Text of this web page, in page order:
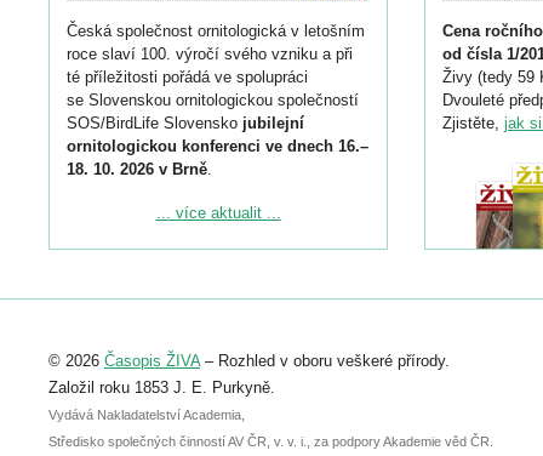
Česká společnost ornitologická v letošním
roce slaví 100. výročí svého vzniku a při
té příležitosti pořádá ve spolupráci
se Slovenskou ornitologickou společností
SOS/BirdLife Slovensko jubilejní
ornitologickou konferenci ve dnech 16.–
18. 10. 2026 v Brně.
Podrobnější informace ke konferenci
Registrovat se můžete do 6. září.
abstraktu přihlášené přednášky nebo
posteru je už 30. června.
... více aktualit ...
Cena
od čísla 1/
Živy (tedy 59
Dvouleté
Zjistěte, jak
© 2026 Časopis ŽIVA– Rozhled v oboru veškeré přírody.
Založil roku 1853 J. E. Purkyně.
Vydává Nakladatelství Academia,
Středisko společných činností AV ČR, v. v. i., za podpory Akademie věd ČR.